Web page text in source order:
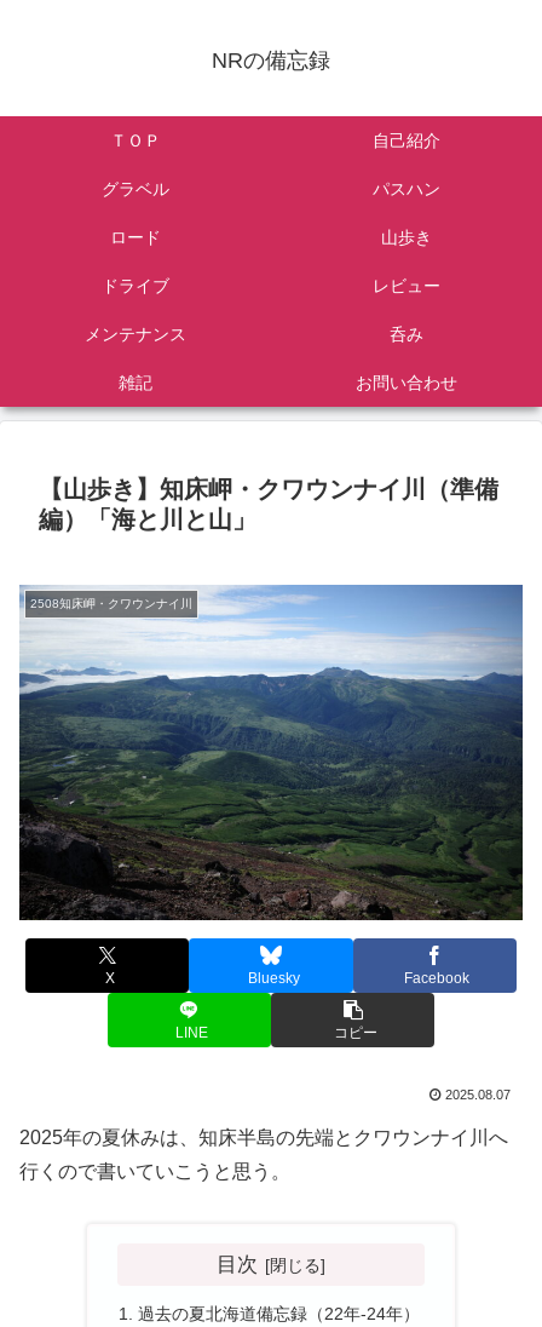
NRの備忘録
ＴＯＰ 自己紹介
グラベル パスハン
ロード 山歩き
ドライブ レビュー
メンテナンス 呑み
雑記 お問い合わせ
【山歩き】知床岬・クワウンナイ川（準備
編）「海と川と山」
2508知床岬・クワウンナイ川
X Bluesky Facebook
LINE コピー
2025.08.07
2025年の夏休みは、知床半島の先端とクワウンナイ川へ
行くので書いていこうと思う。
目次
過去の夏北海道備忘録（22年-24年）